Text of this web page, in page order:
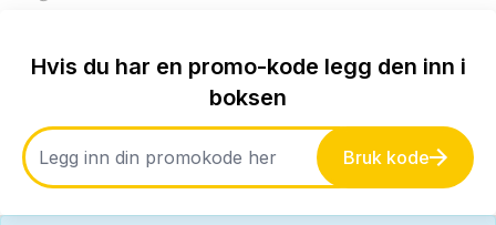
Hvis du har en promo-kode legg den inn i
boksen
Bruk kode